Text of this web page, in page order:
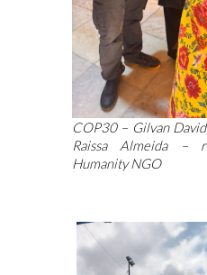
COP30 – Gilvan
Raissa Almeida –
Humanity NGO